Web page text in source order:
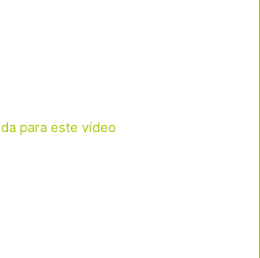
para este vídeo